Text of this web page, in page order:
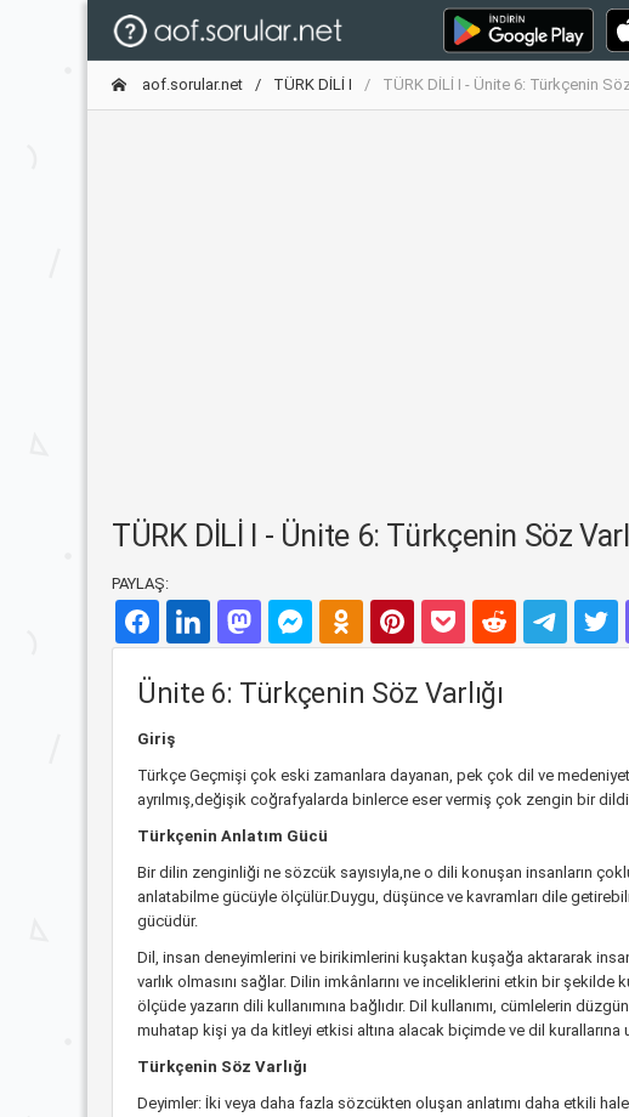
aof.sorular.net TÜRK DİLİ I TÜRK DİLİ I - Ünite 6: Türkçenin
TÜRK DİLİ I - Ünite 6: Türkçenin Söz
PAYLAŞ:
Ünite 6: Türkçenin Söz Varlığı
Giriş
Türkçe Geçmişi çok eski zamanlara dayanan, pek çok dil ve
ayrılmış,değişik coğrafyalarda binlerce eser vermiş çok zengin bir
Türkçenin Anlatım Gücü
Bir dilin zenginliği ne sözcük sayısıyla,ne o dili konuşan insanların
anlatabilme gücüyle ölçülür.Duygu, düşünce ve kavramları dile
gücüdür.
Dil, insan deneyimlerini ve birikimlerini kuşaktan kuşağa aktararak
varlık olmasını sağlar. Dilin imkânlarını ve inceliklerini etkin bir
ölçüde yazarın dili kullanımına bağlıdır. Dil kullanımı, cümlelerin
muhatap kişi ya da kitleyi etkisi altına alacak biçimde ve dil
Türkçenin Söz Varlığı
Deyimler: İki veya daha fazla sözcükten oluşan anlatımı daha etkili